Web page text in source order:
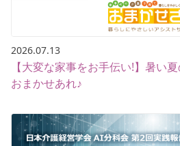
2026.07.13
【大変な家事をお手伝い!】暑い
おまかせあれ♪